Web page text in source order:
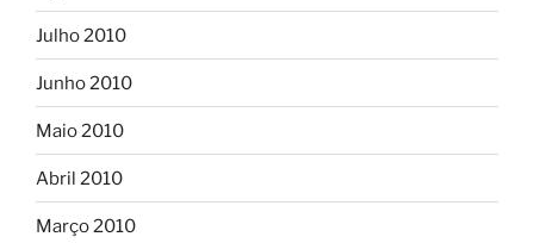
Julho 2010
Junho 2010
Maio 2010
Abril 2010
Março 2010